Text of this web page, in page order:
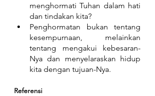
menghormati Tuhan dalam hati
dan tindakan kita?
Penghormatan bukan tentang
kesempurnaan, melainkan
tentang mengakui kebesaran-
Nya dan menyelaraskan hidup
kita dengan tujuan-Nya.
Referensi